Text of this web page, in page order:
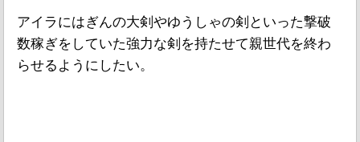
アイラにはぎんの大剣やゆうしゃの剣といった撃破
数稼ぎをしていた強力な剣を持たせて親世代を終わ
らせるようにしたい。